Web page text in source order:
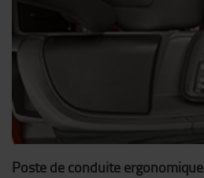
Poste de conduite ergonomique